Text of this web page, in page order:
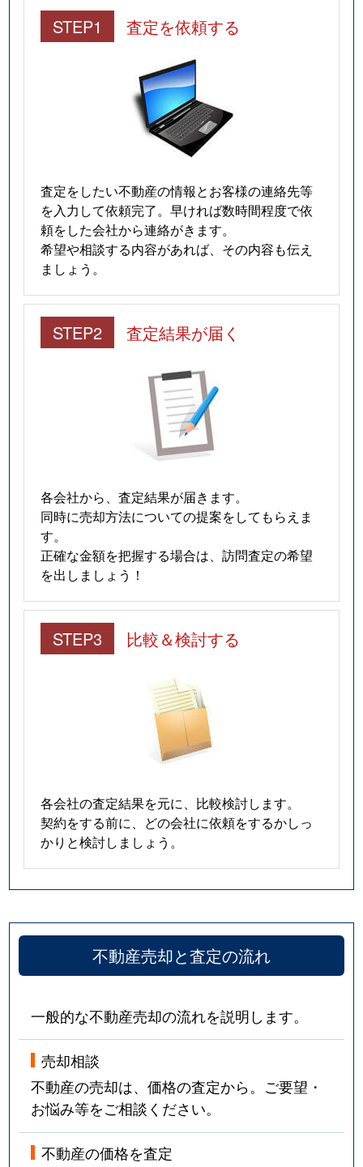
STEP1 査定を依頼する
査定をしたい不動産の情報とお客様の連絡先等
を入力して依頼完了。早ければ数時間程度で依
頼をした会社から連絡がきます。
希望や相談する内容があれば、その内容も伝え
ましょう。
STEP2 査定結果が届く
各会社から、査定結果が届きます。
同時に売却方法についての提案をしてもらえま
す。
正確な金額を把握する場合は、訪問査定の希望
を出しましょう！
STEP3 比較＆検討する
各会社の査定結果を元に、比較検討します。
契約をする前に、どの会社に依頼をするかしっ
かりと検討しましょう。
不動産売却と査定の流れ
一般的な不動産売却の流れを説明します。
売却相談
不動産の売却は、価格の査定から。ご要望・
お悩み等をご相談ください。
不動産の価格を査定